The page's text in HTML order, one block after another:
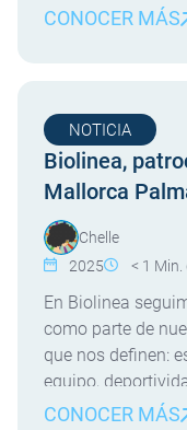
como pionero en
CONOCER MÁS
Biolinea,
Mallorca
NOTICIA
Chelle
2025
< 1 Min.
En Biolinea
como parte de
que nos definen:
equipo,
enorgullece
CONOCER MÁS